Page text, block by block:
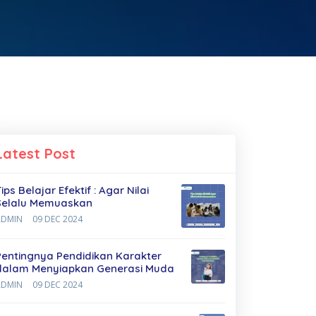
Post
Belajar Efektif : Agar Nilai
Memuaskan
09 DEC 2024
Pendidikan Karakter
Menyiapkan Generasi Muda
09 DEC 2024